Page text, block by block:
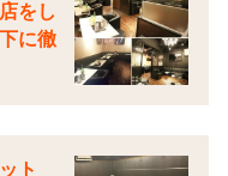
をし
に徹
ト